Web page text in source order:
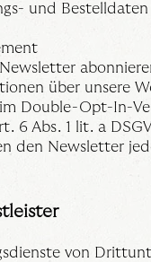
und
über unsere
Double-Opt-In-
6 Abs. 1 lit. a
den Newsletter
von